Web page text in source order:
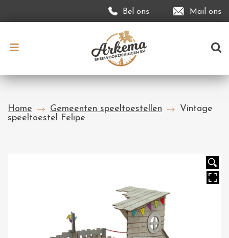
Bel ons Mail ons
Home Gemeenten speeltoestellen
Vintage
speeltoestel Felipe